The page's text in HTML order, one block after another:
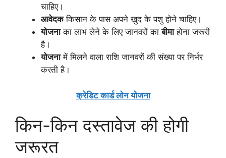
चाहिए।
आवेदककिसान के पास अपने खुद के पशु होने चाहिए।
योजनाका लाभ लेने के लिए जानवरों काबीमाहोना जरूरी
है।
योजनामें मिलने वाला राशि जानवरों की संख्या पर निर्भर
करती है।
क्रेडिट कार्ड लोन योजना
किन-किन दस्तावेज की होगी
जरूरत